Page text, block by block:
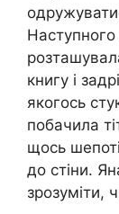
книгу і
якогось
побачила
щось
до стіни.
зрозуміти,